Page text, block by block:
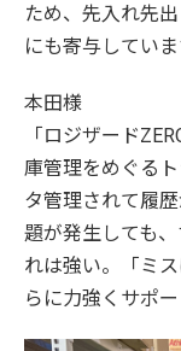
ため、先入れ先
にも寄与していま
本田様
「ロジザード
庫管理をめぐる
タ管理されて履
題が発生しても
れは強い。「ミ
らに力強くサポー